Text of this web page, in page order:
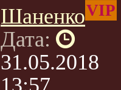
ШаненкоVIP
Дата:
31.05.2018